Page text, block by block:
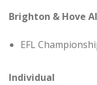
Brighton & Hove
EFL
Individual